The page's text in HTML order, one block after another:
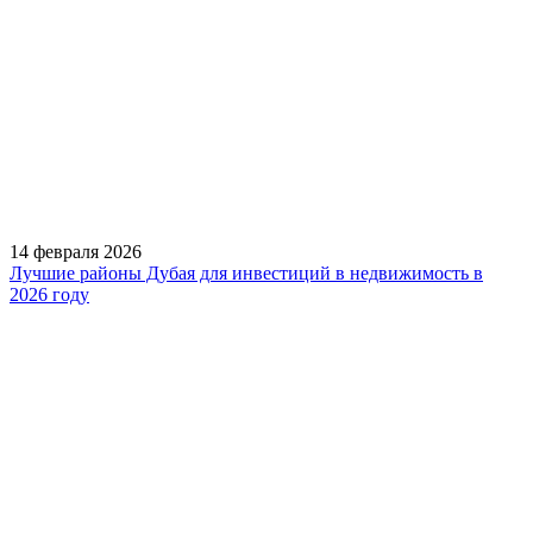
14 февраля 2026
Лучшие районы Дубая для инвестиций в недвижимость в
2026 году